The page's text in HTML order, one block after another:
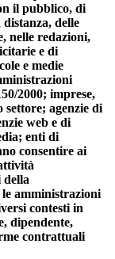
il pubblico, di
delle
nelle redazioni,
e di
e medie
2000; imprese,
agenzie di
web e di
enti di
consentire ai
della
le amministrazioni
contesti in
dipendente,
contrattuali